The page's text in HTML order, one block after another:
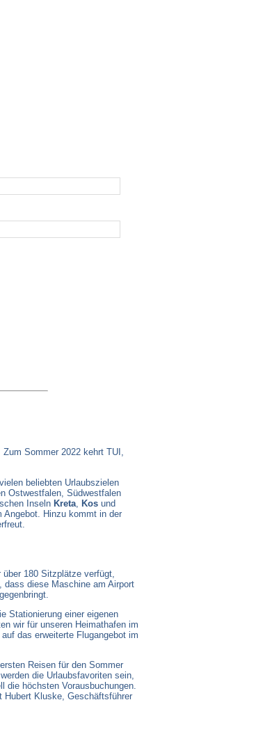
Sommer 2022 kehrt TUI,
beliebten Urlaubszielen
Ostwestfalen, Südwestfalen
Inseln Kreta, Kosund
Hinzu kommt in der
180 Sitzplätze verfügt,
dass diese Maschine am Airport
Stationierung einer eigenen
wir für unseren Heimathafen im
das erweiterte Flugangebot im
Reisen für den Sommer
die Urlaubsfavoriten sein,
die höchsten Vorausbuchungen.
Hubert Kluske, Geschäftsführer